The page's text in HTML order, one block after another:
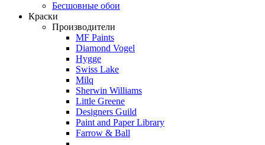
Бесшовные обои
Краски
Производители
MF Paints
Diamond Vogel
Hygge
Swiss Lake
Milq
Sherwin Williams
Little Greene
Designers Guild
Paint and Paper Library
Farrow & Ball